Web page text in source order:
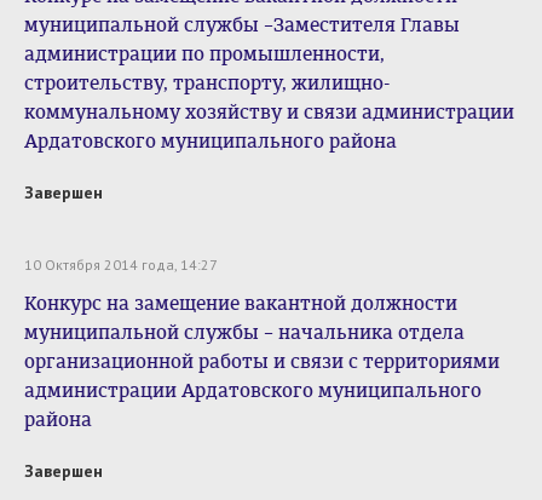
муниципальной службы –Заместителя Главы
администрации по промышленности,
строительству, транспорту, жилищно-
коммунальному хозяйству и связи администрации
Ардатовского муниципального района
Завершен
10 Октября 2014 года, 14:27
Конкурс на замещение вакантной должности
муниципальной службы – начальника отдела
организационной работы и связи с территориями
администрации Ардатовского муниципального
района
Завершен